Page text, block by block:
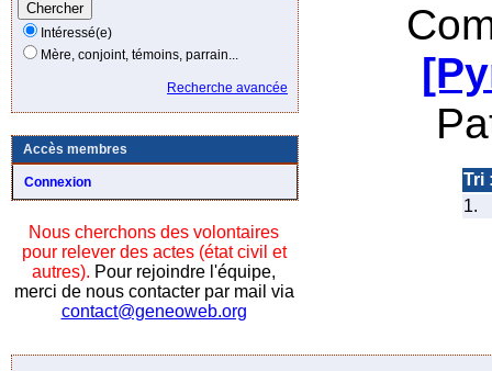
Intéressé(e)
Mère, conjoint, témoins, parrain...
Recherche avancée
Accès membres
Connexion
Nous cherchons des volontaires
pour relever des actes (état civil et
autres). Pour rejoindre l'équipe,
merci de nous contacter par mail via
contact@geneoweb.org
Tri
1.